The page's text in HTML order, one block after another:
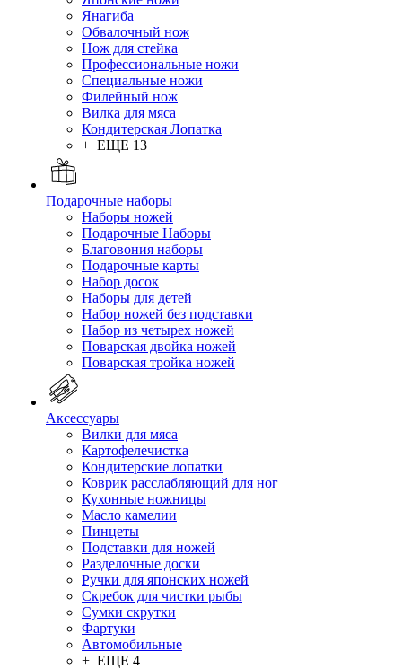
Янагиба
Обвалочный нож
Нож для стейка
Профессиональные ножи
Специальные ножи
Филейный нож
Вилка для мяса
Кондитерская Лопатка
+ ЕЩЕ 13
Подарочные наборы
Наборы ножей
Подарочные Наборы
Благовония наборы
Подарочные карты
Набор досок
Наборы для детей
Набор ножей без подставки
Набор из четырех ножей
Поварская двойка ножей
Поварская тройка ножей
Аксессуары
Вилки для мяса
Картофелечистка
Кондитерские лопатки
Коврик расслабляющий для ног
Кухонные ножницы
Масло камелии
Пинцеты
Подставки для ножей
Разделочные доски
Ручки для японских ножей
Скребок для чистки рыбы
Сумки скрутки
Фартуки
Автомобильные
+ ЕЩЕ 4